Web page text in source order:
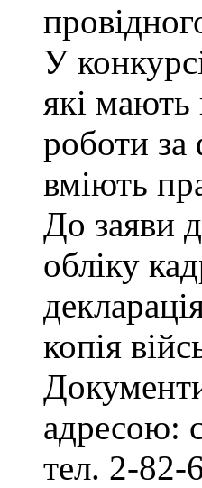
У
які мають
роботи
вміють
До заяви
обліку
копія
адресою:
тел. 2-82-